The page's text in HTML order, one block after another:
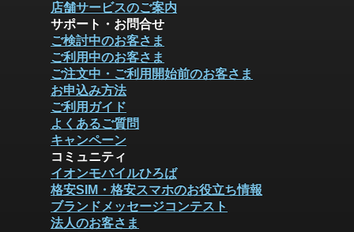
店舗サービスのご案内
サポート・お問合せ
ご検討中のお客さま
ご利用中のお客さま
ご注文中・ご利用開始前のお客さま
お申込み方法
ご利用ガイド
よくあるご質問
キャンペーン
コミュニティ
イオンモバイルひろば
格安SIM・格安スマホのお役立ち情報
ブランドメッセージコンテスト
法人のお客さま